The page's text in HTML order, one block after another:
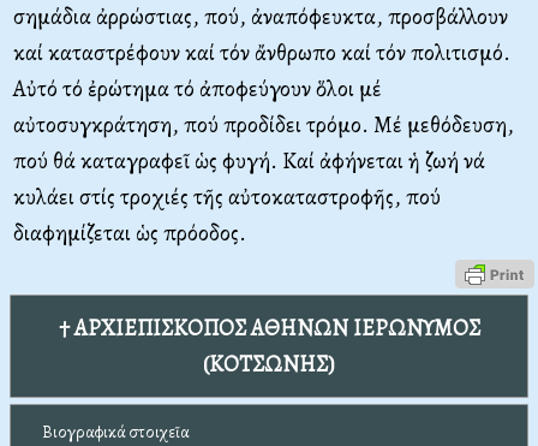
σημάδια ἀρρώστιας, πού, ἀναπόφευκτα, προσβάλλουν
καί καταστρέφουν καί τόν ἄνθρωπο καί τόν πολιτισμό.
Αὐτό τό ἐρώτημα τό ἀποφεύγουν ὅλοι μέ
αὐτοσυγκράτηση, πού προδίδει τρόμο. Μέ μεθόδευση,
πού θά καταγραφεῖ ὡς φυγή. Καί ἀφήνεται ἡ ζωή νά
κυλάει στίς τροχιές τῆς αὐτοκαταστροφῆς, πού
διαφημίζεται ὡς πρόοδος.
† ΑΡΧΙΕΠΙΣΚΟΠΟΣ ΑΘΗΝΩΝ ΙΕΡΩΝΥΜΟΣ
(ΚΟΤΣΩΝΗΣ)
Βιογραφικά στοιχεῖα